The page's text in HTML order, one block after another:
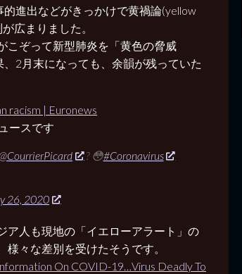
進出などがきっかけで黄禍論(yellow
広まりました。
こぞって新型肺炎を「黄色の脅威
2月末になっても、余韻が残っていた
racism | Euronews
ースです
? 😳#Coronavirus
26, 2020
ア人も現地の「イエローアラート」の
々な差別を受けたそうです。
On COVID-19…Virus Deadly To